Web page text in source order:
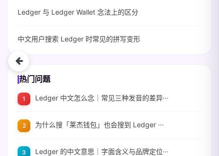
Ledger 与 Ledger Wallet 念法上的区分
中文用户搜索 Ledger 时常见的拼写变形
热门问题
Ledger 中文怎么念｜常见三种发音的差异···
为什么搜「莱杰钱包」也会搜到 Ledger ···
Ledger 的中文意思｜字面含义与品牌定位···